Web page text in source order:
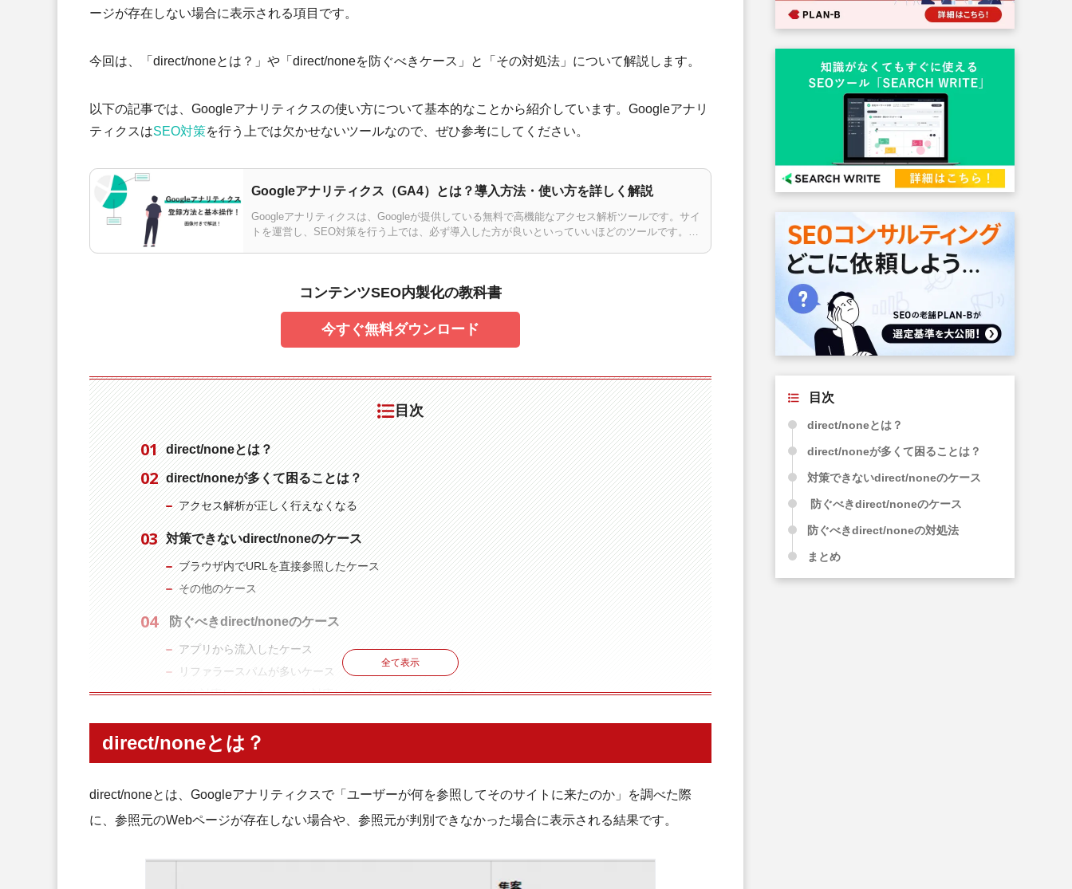
ージが存在しない場合に表示される項目です。
今回は、「direct/noneとは？」や「direct/noneを防ぐべきケース」と「その対処法」について解説します。
以下の記事では、Googleアナリティクスの使い方について基本的なことから紹介しています。Googleアナリ
ティクスはSEO対策を行う上では欠かせないツールなので、ぜひ参考にしてください。
Googleアナリティクス（GA4）とは？導入方法・使い方を詳しく解説
Googleアナリティクスは、Googleが提供している無料で高機能なアクセス解析ツールです。サイ
トを運営し、SEO対策を行う上では、必ず導入した方が良いといっていいほどのツールです。し
コンテンツSEO内製化の教科書
今すぐ無料ダウンロード
目次
direct/noneとは？
direct/noneが多くて困ることは？
アクセス解析が正しく行えなくなる
対策できないdirect/noneのケース
ブラウザ内でURLを直接参照したケース
その他のケース
防ぐべきdirect/noneのケース
アプリから流入したケース
リファラースパムが多いケース
SSL対応しているページと対応していないページが存在するケース
防ぐべきdirect/noneの対処法
リファラースパムと思われる参照元の除外
全て表示
direct/noneとは？
direct/noneとは、Googleアナリティクスで「ユーザーが何を参照してそのサイトに来たのか」を調べた際
に、参照元のWebページが存在しない場合や、参照元が判別できなかった場合に表示される結果です。
目次
direct/noneとは？
direct/noneが多くて困ることは？
対策できないdirect/noneのケース
防ぐべきdirect/noneのケース
防ぐべきdirect/noneの対処法
まとめ